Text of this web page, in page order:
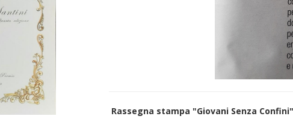
Rassegna stampa "Giovani Senza Confini"